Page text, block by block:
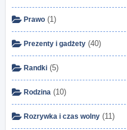
Prawo (1)
Prezenty i gadżety (40)
Randki (5)
Rodzina (10)
Rozrywka i czas wolny (11)